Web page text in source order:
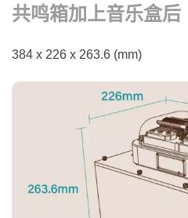
共鸣箱加上音乐盒后
384 x 226 x 263.6 (mm)